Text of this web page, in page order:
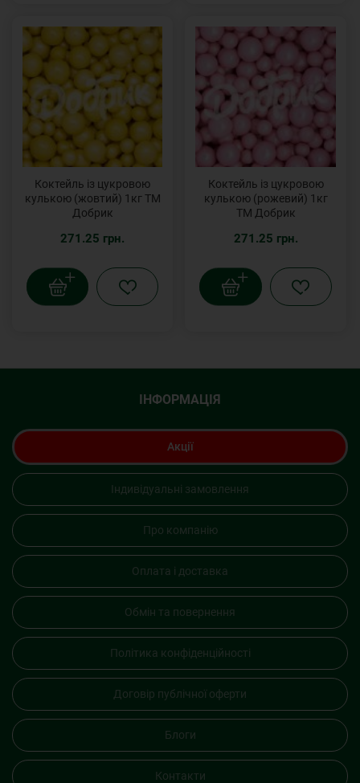
Коктейль із цукровою
кулькою (жовтий) 1кг ТМ
Добрик
271.25 грн.
Коктейль із цукровою
кулькою (рожевий) 1кг
ТМ Добрик
271.25 грн.
ІНФОРМАЦІЯ
Акції
Індивідуальні замовлення
Про компанію
Оплата і доставка
Обмін та повернення
Політика конфіденційності
Договір публічної оферти
Блоги
Контакти